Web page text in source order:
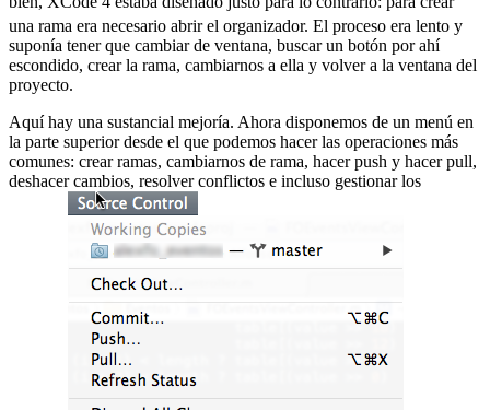
una rama era necesario abrir el organizador. El proceso era lento y
suponía tener que cambiar de ventana, buscar un botón por ahí
escondido, crear la rama, cambiarnos a ella y volver a la ventana del
proyecto.
Aquí hay una sustancial mejoría. Ahora disponemos de un menú en
la parte superior desde el que podemos hacer las operaciones más
comunes: crear ramas, cambiarnos de rama, hacer push y hacer pull,
deshacer cambios, resolver conflictos e incluso gestionar los